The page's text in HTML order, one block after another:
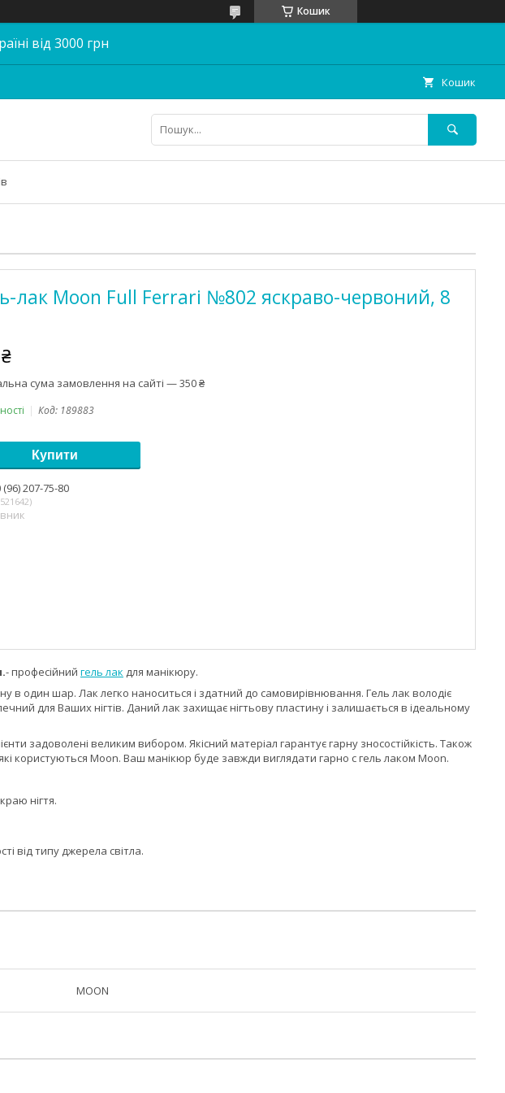
Кошик
від 3000 грн
Кошик
лак Moon Full Ferrari №802 яскраво-червоний, 8
сума замовлення на сайті — 350 ₴
Код: 189883
Купити
(96) 207-75-80
- професійний гель лак для манікюру.
в один шар. Лак легко наноситься і здатний до самовирівнювання. Гель лак володіє
для Ваших нігтів. Даний лак захищає нігтьову пластину і залишається в ідеальному
задоволені великим вибором. Якісний матеріал гарантує гарну зносостійкість. Також
користуються Moon. Ваш манікюр буде завжди виглядати гарно с гель лаком Moon.
нігтя.
від типу джерела світла.
MOON